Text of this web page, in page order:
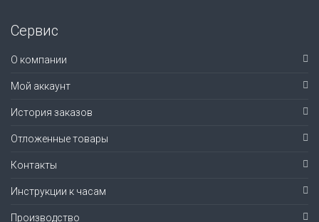
Сервис
О компании
Мой аккаунт
История заказов
Отложенные товары
Контакты
Инструкции к часам
Производство